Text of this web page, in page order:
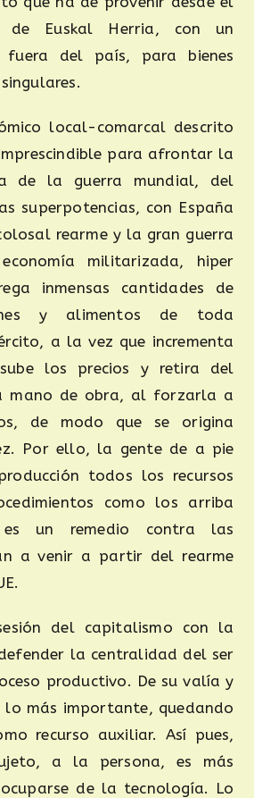
Euskal Herria, con un
fuera del país, para bienes
local-comarcal descrito
para afrontar la
de la guerra mundial, del
superpotencias, con España
rearme y la gran guerra
militarizada, hiper
inmensas cantidades de
y alimentos de toda
a la vez que incrementa
los precios y retira del
mano de obra, al forzarla a
de modo que se origina
Por ello, la gente de a pie
todos los recursos
como los arriba
es un remedio contra las
a venir a partir del rearme
del capitalismo con la
la centralidad del ser
productivo. De su valía y
lo más importante, quedando
recurso auxiliar. Así pues,
a la persona, es más
de la tecnología. Lo